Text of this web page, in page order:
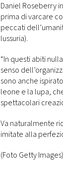
Daniel Roseberry
prima di varcare
peccati
lussuria).
“In questi abiti
senso
sono anche
leone e la lupa,
spettacolari
Va naturalmente
imitate alla
(Foto Getty Images)